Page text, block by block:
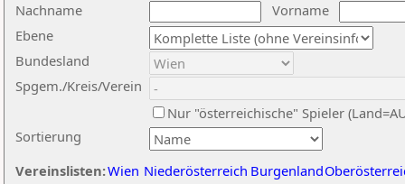
Nachname
Vorname
Ebene
Sortierung
Bundesland
Spgem./Kreis/Verein
Nur "österreichische" Spieler
Vereinslisten:Wien Niederösterreich Burgenland